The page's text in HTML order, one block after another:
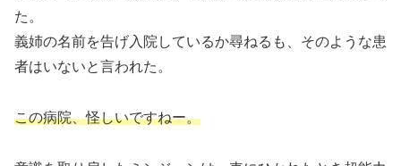
た。
義姉の名前を告げ入院しているか尋ねるも、そのような患
者はいないと言われた。
この病院、怪しいですねー。